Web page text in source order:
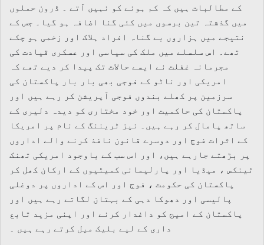
کے مطالبات ہیں کہ کم ہونے کو نہیں آتے ۔ ڈرون حملوں
میں گذشتہ تین برسوں میں کئی گنا اضافہ ہو گیا۔ جس کے
نتیجے میں ہزاروں بے گناہ افراد ہلاک اور زخمی ہو چکے
تھے۔ اس سلسلے میں ملک کی سیاسی اور عسکری قیادت کی
مجرمانہ غفلت نے ایسے حالات تک پیدا کر دیے تھے کہ
امریکی اور ناٹو کے فوجی بھی بار بار پاکستان کی
سرزمین پر کھلے بندوں فوجی آپریشن کر رہے ہیں اور
پاکستان کی حاکمیت اور خود مختاری کو دیدہ دلیری کے
ساتھ پامال کر رہے ہیں۔ نیز ٹریننگ کے نام پر امریکا
کے اثرات فوج اور دوسرے قانون نافذ کرنے والے اداروں
پر بڑھتے جارہے ہیں، اور اس سب کے باوجود امریکی تھنک
ٹینکس ، میڈیا اور پارلیمانی کمیٹیوں کے ارکان کھل کر
پاکستان کی حکومت ، فوج اور اس کے اداروں پر دوغلی
پالیسی اور دھوکا دہی کے بہتان لگاتے رہے ہیں اور
پاکستان کے امیج کو داغدار کرنے اور اپنی مزید تابع
داری کے لیے بلیک میل کرتے رہے ہیں ۔